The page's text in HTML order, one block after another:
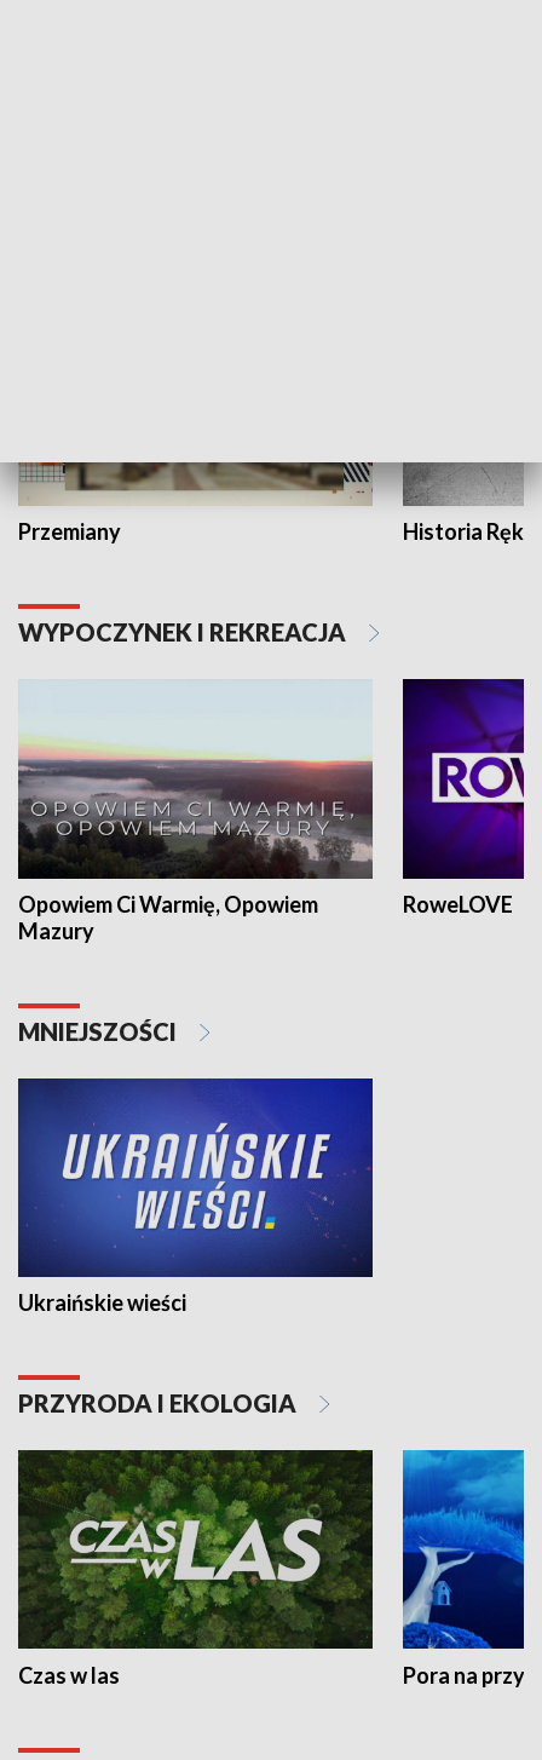
Przemiany Historia Ręką
WYPOCZYNEK I REKREACJA
Opowiem Ci Warmię, Opowiem
Mazury
RoweLOVE
MNIEJSZOŚCI
Ukraińskie wieści
PRZYRODA I EKOLOGIA
Czas w las Pora na